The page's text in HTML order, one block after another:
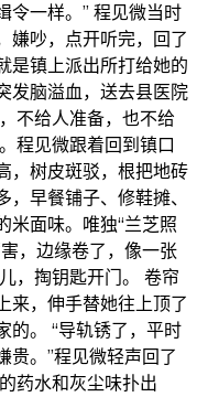
令一样。” 程见微当时
嫌吵，点开听完，回了
是镇上派出所打给她的
发脑溢血，送去县医院
不给人准备，也不给
程见微跟着回到镇口
，树皮斑驳，根把地砖
早餐铺子、修鞋摊、
米面味。唯独“兰芝照
，边缘卷了，像一张
，掏钥匙开门。 卷帘
来，伸手替她往上顶了
的。 “导轨锈了，平时
贵。”程见微轻声回了
药水和灰尘味扑出